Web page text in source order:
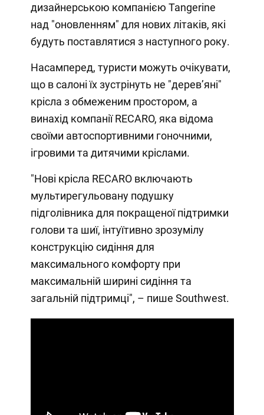
дизайнерською компанією Tangerine
над "оновленням" для нових літаків, які
будуть поставлятися з наступного року.
Насамперед, туристи можуть очікувати,
що в салоні їх зустрінуть не "деревʼяні"
крісла з обмеженим простором, а
винахід компанії RECARO, яка відома
своїми автоспортивними гоночними,
ігровими та дитячими кріслами.
"Нові крісла RECARO включають
мультирегульовану подушку
підголівника для покращеної підтримки
голови та шиї, інтуїтивно зрозумілу
конструкцію сидіння для
максимального комфорту при
максимальній ширині сидіння та
загальній підтримці", – пише Southwest.